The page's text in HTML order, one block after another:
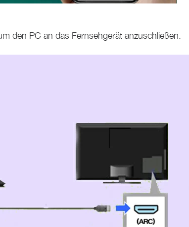
den PC an das Fernsehgerät anzuschließen.